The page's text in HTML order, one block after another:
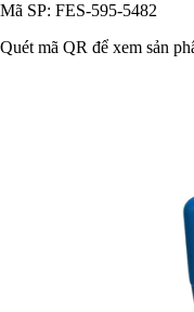
Mã SP: FES-595-5482
Quét mã QR để xem sản